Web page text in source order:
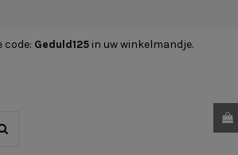
code: Geduld125 in uw winkelmandje.